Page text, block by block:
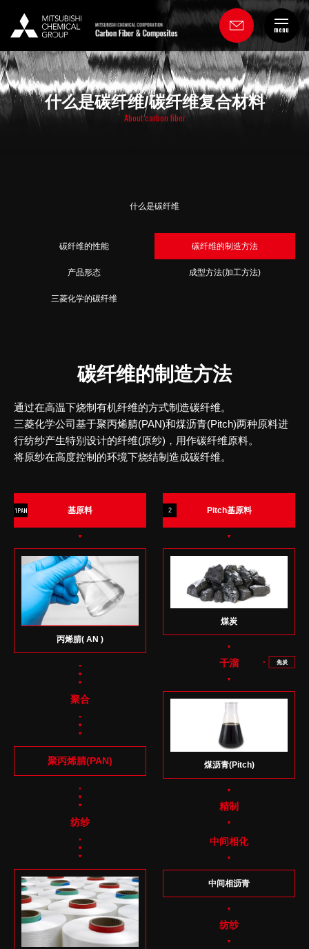
menu
什么是碳纤维/碳纤维复合材料
About carbon fiber
什么是碳纤维
碳纤维的性能 碳纤维的制造方法
产品形态 成型方法(加工方法)
三菱化学的碳纤维
碳纤维的制造方法
通过在高温下烧制有机纤维的方式制造碳纤维。
三菱化学公司基于聚丙烯腈(PAN)和煤沥青(Pitch)两种原料进
行纺纱产生特别设计的纤维(原纱)，用作碳纤维原料。
将原纱在高度控制的环境下烧结制造成碳纤维。
1PAN 基原料
丙烯腈( AN )
聚合
聚丙烯腈(PAN)
纺纱
2 Pitch基原料
煤炭
干溜 焦炭
煤沥青(Pitch)
精制
中间相化
中间相沥青
纺纱